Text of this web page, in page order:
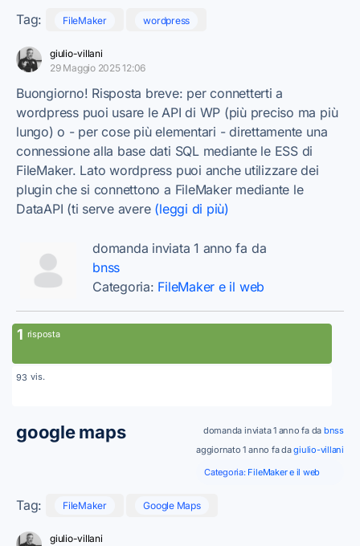
Tag: FileMaker wordpress
giulio-villani
29 Maggio 2025 12:06
Buongiorno! Risposta breve: per connetterti a
wordpress puoi usare le API di WP (più preciso ma più
lungo) o - per cose più elementari - direttamente una
connessione alla base dati SQL mediante le ESS di
FileMaker. Lato wordpress puoi anche utilizzare dei
plugin che si connettono a FileMaker mediante le
DataAPI (ti serve avere (leggi di più)
domanda inviata 1 anno fa da
bnss
Categoria: FileMaker e il web
1 risposta
93 vis.
google maps domanda inviata 1 anno fa da bnss
aggiornato 1 anno fa dagiulio-villani
Categoria: FileMaker e il web
Tag: FileMaker Google Maps
giulio-villani